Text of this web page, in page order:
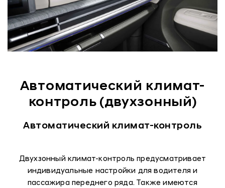
Автоматический климат-
контроль (двухзонный)
Автоматический климат-контроль
Двухзонный климат-контроль предусматривает
индивидуальные настройки для водителя и
пассажира переднего ряда. Также имеются